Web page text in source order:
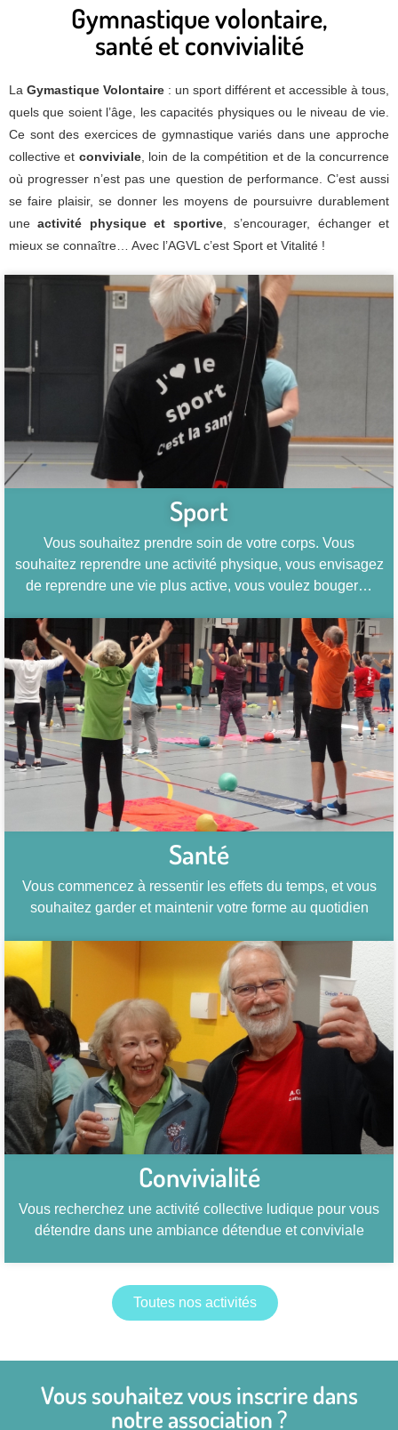
Gymnastique volontaire,
santé et convivialité
La Gymastique Volontaire : un sport différent et accessible à tous,
quels que soient l’âge, les capacités physiques ou le niveau de vie.
Ce sont des exercices de gymnastique variés dans une approche
collective et conviviale, loin de la compétition et de la concurrence
où progresser n’est pas une question de performance. C’est aussi
se faire plaisir, se donner les moyens de poursuivre durablement
uneactivité physique et sportive, s’encourager, échanger et
mieux se connaître… Avec l’AGVL c’est Sport et Vitalité !
Sport
Vous souhaitez prendre soin de votre corps. Vous
souhaitez reprendre une activité physique, vous envisagez
de reprendre une vie plus active, vous voulez bouger…
Santé
Vous commencez à ressentir les effets du temps, et vous
souhaitez garder et maintenir votre forme au quotidien
Convivialité
Vous recherchez une activité collective ludique pour vous
détendre dans une ambiance détendue et conviviale
Toutes nos activités
Vous souhaitez vous inscrire dans
notre association ?